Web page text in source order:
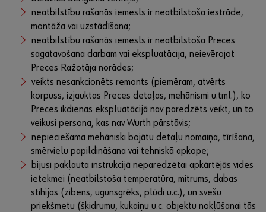
neatbilstību rašanās iemesls ir neatbilstoša iestrāde,
montāža vai uzstādīšana;
neatbilstību rašanās iemesls ir neatbilstoša Preces
sagatavošana darbam vai ekspluatācija, neievērojot
Preces Ražotāja norādes;
veikts nesankcionēts remonts (piemēram, atvērts
korpuss, izjauktas Preces detaļas, mehānismi u.tml.), ko
Preces ikdienas ekspluatācijā nav paredzēts veikt, un to
veikusi persona, kas nav Wurth pārstāvis;
nepieciešama mehāniski bojātu detaļu nomaiņa, tīrīšana,
smērvielu papildināšana vai tehniskā apkope;
bijusi pakļauta instrukcijā neparedzētai apkārtējās vides
ietekmei (neatbilstoša temperatūra, mitrums, dabas
stihijas (zibens, ugunsgrēks, plūdi u.c.), un svešu
priekšmetu (šķidrumu, kukaiņu u.c. objektu nokļūšanai tās